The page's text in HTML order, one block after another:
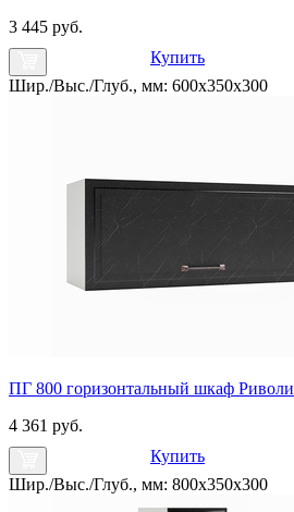
3 445 руб.
Купить
Шир./Выс./Глуб., мм: 600x350x300
ПГ 800 горизонтальный шкаф Риволи
4 361 руб.
Купить
Шир./Выс./Глуб., мм: 800x350x300